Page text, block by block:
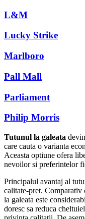
L&M
Lucky Strike
Marlboro
Pall Mall
Parliament
Philip Morris
Tutunul la galeata
care cauta o varianta
Aceasta optiune ofera
nevoilor si preferintelor
Principalul avantaj al
calitate-pret. Comparativ
la galeata este
doresc sa reduca